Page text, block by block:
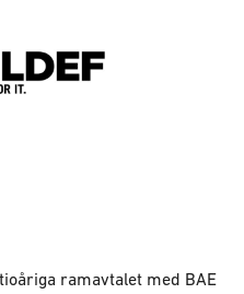
ramavtalet med BAE